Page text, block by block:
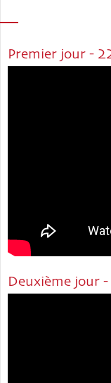
Premier jour -
Deuxième jour